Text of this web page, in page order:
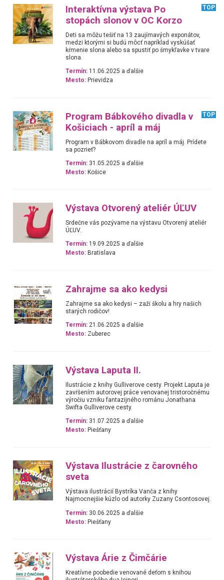
Interaktívna výstava Po
stopách slonov v OC Korzo
TOP
Deti sa môžu tešiť na 13 zaujímavých exponátov,
medzi ktorými si budú môcť napríklad vyskúšať
kŕmenie slona alebo sa spustiť po šmykľavke v tvare
slona.
Termín: 11.06.2025 a ďalšie
Mesto: Prievidza
Program Bábkového divadla v
Košiciach - apríl a máj
TOP
Program v Bábkovom divadle na apríl a máj. Prídete
sa pozrieť?
Termín: 31.05.2025 a ďalšie
Mesto: Košice
Výstava Otvorený ateliér ÚĽUV
Srdečne vás pozývame na výstavu Otvorený ateliér
ÚĽUV.
Termín: 19.09.2025 a ďalšie
Mesto: Bratislava
Zahrajme sa ako kedysi
Zahrajme sa ako kedysi – zaži školu a hry našich
starých rodičov!
Termín: 21.06.2025 a ďalšie
Mesto: Zuberec
Výstava Laputa II.
Ilustrácie z knihy Gulliverove cesty. Projekt Laputa je
zavŕšením autorovej práce venovanej tristoročnému
výročiu vzniku fantazijného románu Jonathana
Swifta Gulliverove cesty.
Termín: 31.07.2025 a ďalšie
Mesto: Piešťany
Výstava Ilustrácie z čarovného
sveta
Výstava ilustrácií Bystríka Vanča z knihy
Najmocnejšie kúzlo od autorky Zuzany Csontosovej.
Termín: 30.06.2025 a ďalšie
Mesto: Piešťany
Výstava Árie z Čimčárie
Kreatívne poobedie venované deťom s knihou